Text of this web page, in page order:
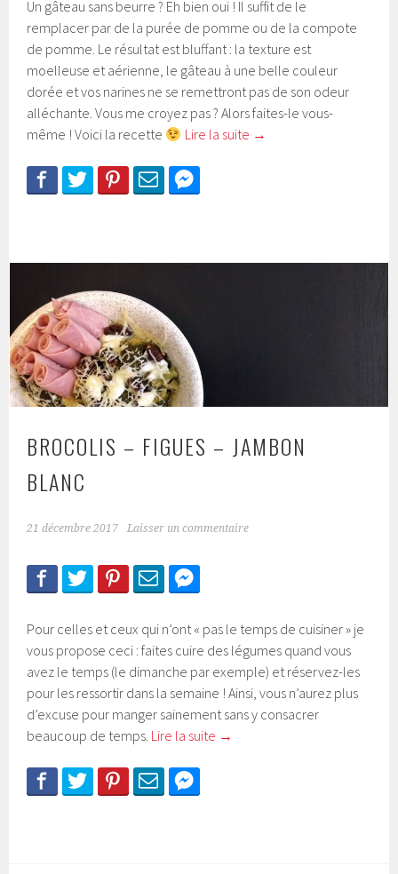
Un gâteau sans beurre ? Eh bien oui ! Il suffit de le
remplacer par de la purée de pomme ou de la compote
de pomme. Le résultat est bluffant : la texture est
moelleuse et aérienne, le gâteau à une belle couleur
dorée et vos narines ne se remettront pas de son odeur
alléchante. Vous me croyez pas ? Alors faites-le vous-
même ! Voici la recette
Lire la suite →
BROCOLIS – FIGUES – JAMBON
BLANC
21 décembre 2017 Laisser un commentaire
Pour celles et ceux qui n’ont « pas le temps de cuisiner » je
vous propose ceci : faites cuire des légumes quand vous
avez le temps (le dimanche par exemple) et réservez-les
pour les ressortir dans la semaine ! Ainsi, vous n’aurez plus
d’excuse pour manger sainement sans y consacrer
beaucoup de temps. Lire la suite →